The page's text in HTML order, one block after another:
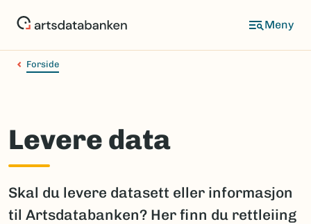
Forside
Levere data
Skal du levere datasett eller informasjon
til Artsdatabanken? Her finn du rettleiing